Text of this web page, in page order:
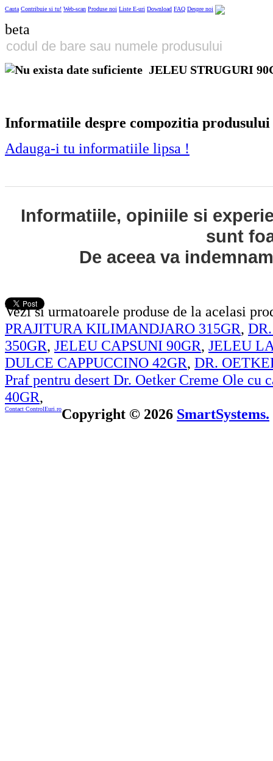
Cauta Contribuie si tu! Web-scan Produse noi Liste E-uri Download FAQ Despre noi
beta
JELEU STRUGURI
Informatiile despre compozitia produsului
Adauga-i tu informatiile lipsa !
Informatiile, opiniile si
sunt
De aceea va
Vezi si urmatoarele produse de la acelasi
PRAJITURA KILIMANDJARO 315GR,
350GR, JELEU CAPSUNI 90GR, JELEU
DULCE CAPPUCCINO 42GR, DR.
Praf pentru desert Dr. Oetker Creme Ole cu
40GR,
Contact ControlEuri.roCopyright © 2026 SmartSystems.